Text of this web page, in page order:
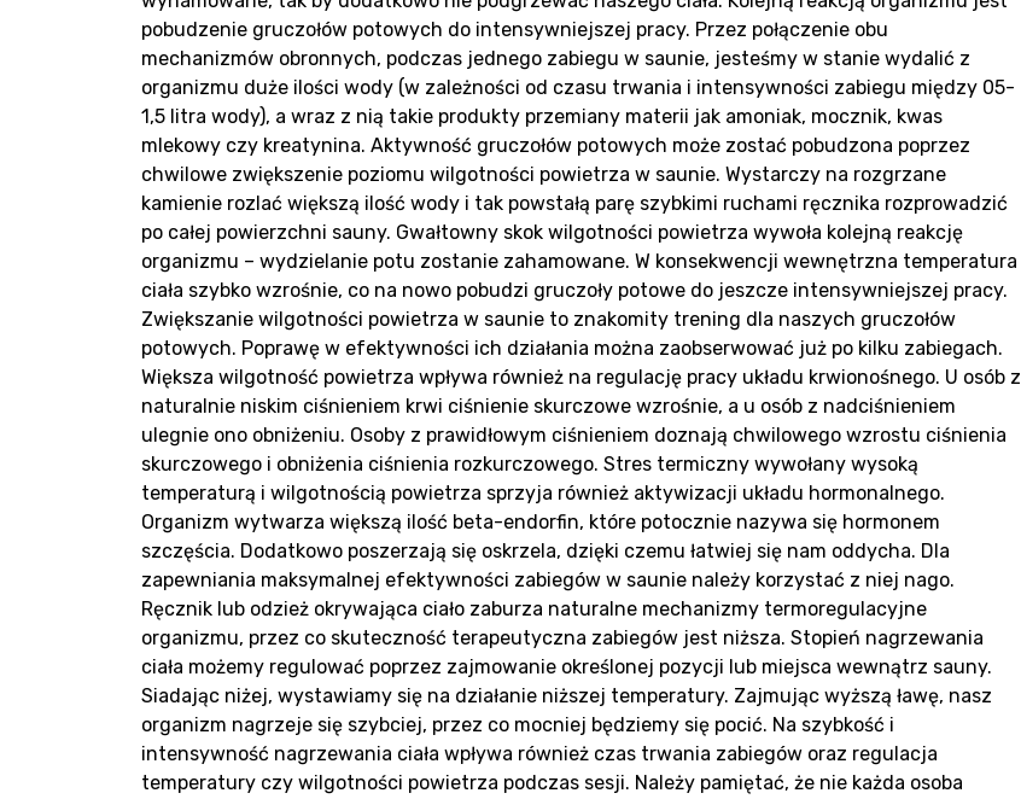
Kontakt
pobudzenie gruczołów potowych do intensywniejszej pracy. Przez połączenie obu
mechanizmów obronnych, podczas jednego zabiegu w saunie, jesteśmy w stanie wydalić z
organizmu duże ilości wody (w zależności od czasu trwania i intensywności zabiegu między 05-
1,5 litra wody), a wraz z nią takie produkty przemiany materii jak amoniak, mocznik, kwas
mlekowy czy kreatynina. Aktywność gruczołów potowych może zostać pobudzona poprzez
chwilowe zwiększenie poziomu wilgotności powietrza w saunie. Wystarczy na rozgrzane
kamienie rozlać większą ilość wody i tak powstałą parę szybkimi ruchami ręcznika rozprowadzić
po całej powierzchni sauny. Gwałtowny skok wilgotności powietrza wywoła kolejną reakcję
organizmu – wydzielanie potu zostanie zahamowane. W konsekwencji wewnętrzna temperatura
ciała szybko wzrośnie, co na nowo pobudzi gruczoły potowe do jeszcze intensywniejszej pracy.
Zwiększanie wilgotności powietrza w saunie to znakomity trening dla naszych gruczołów
potowych. Poprawę w efektywności ich działania można zaobserwować już po kilku zabiegach.
Większa wilgotność powietrza wpływa również na regulację pracy układu krwionośnego. U osób z
naturalnie niskim ciśnieniem krwi ciśnienie skurczowe wzrośnie, a u osób z nadciśnieniem
ulegnie ono obniżeniu. Osoby z prawidłowym ciśnieniem doznają chwilowego wzrostu ciśnienia
skurczowego i obniżenia ciśnienia rozkurczowego. Stres termiczny wywołany wysoką
temperaturą i wilgotnością powietrza sprzyja również aktywizacji układu hormonalnego.
Organizm wytwarza większą ilość beta-endorfin, które potocznie nazywa się hormonem
szczęścia. Dodatkowo poszerzają się oskrzela, dzięki czemu łatwiej się nam oddycha. Dla
zapewniania maksymalnej efektywności zabiegów w saunie należy korzystać z niej nago.
Ręcznik lub odzież okrywająca ciało zaburza naturalne mechanizmy termoregulacyjne
organizmu, przez co skuteczność terapeutyczna zabiegów jest niższa. Stopień nagrzewania
ciała możemy regulować poprzez zajmowanie określonej pozycji lub miejsca wewnątrz sauny.
Siadając niżej, wystawiamy się na działanie niższej temperatury. Zajmując wyższą ławę, nasz
organizm nagrzeje się szybciej, przez co mocniej będziemy się pocić. Na szybkość i
intensywność nagrzewania ciała wpływa również czas trwania zabiegów oraz regulacja
temperatury czy wilgotności powietrza podczas sesji. Należy pamiętać, że nie każda osoba